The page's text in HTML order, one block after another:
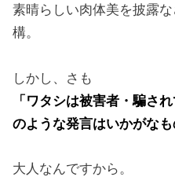
素晴らしい肉体美を披露
構。
しかし、さも
「ワタシは被害者・騙さ
のような発言はいかがなも
大人なんですから。